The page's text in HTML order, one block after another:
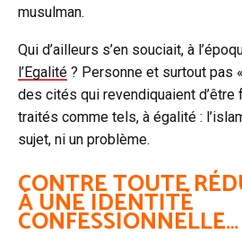
musulman.
Qui d’ailleurs s’en souciait, à
l’Egalité ? Personne et surtout pas
des cités qui revendiquaient d’être
traités comme tels, à égalité :
sujet, ni un problème.
CONTRE TOUTE
À UNE IDENTITÉ
CONFESSIONNELLE…